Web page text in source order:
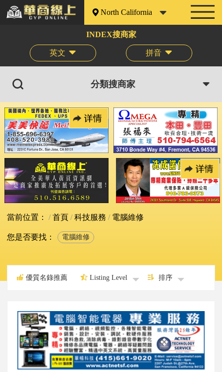
North California
INDEX搜商家
英文 拼音
分類搜商家
當前位置： 首頁 科技服務 電腦維修
您是否要找： 電腦維修
優質名錄推薦 Listing Level 排序